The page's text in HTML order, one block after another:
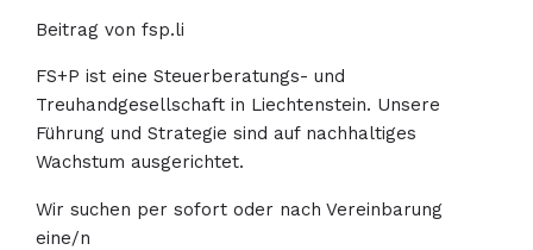
Beitrag von fsp.li
FS+P ist eine Steuerberatungs- und
Treuhandgesellschaft in Liechtenstein. Unsere
Führung und Strategie sind auf nachhaltiges
Wachstum ausgerichtet.
Wir suchen per sofort oder nach Vereinbarung
eine/n